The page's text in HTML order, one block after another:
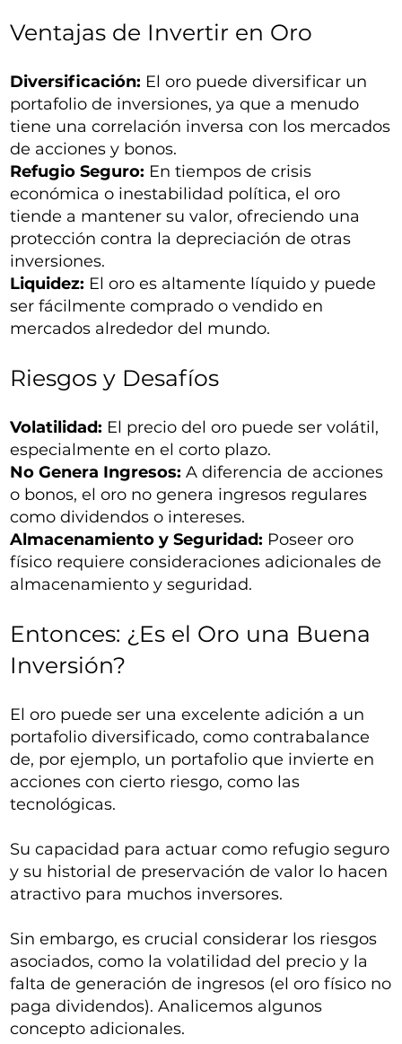
Ventajas de Invertir en Oro
Diversificación: El oro puede diversificar un
portafolio de inversiones, ya que a menudo
tiene una correlación inversa con los mercados
de acciones y bonos.
Refugio Seguro: En tiempos de crisis
económica o inestabilidad política, el oro
tiende a mantener su valor, ofreciendo una
protección contra la depreciación de otras
inversiones.
Liquidez: El oro es altamente líquido y puede
ser fácilmente comprado o vendido en
mercados alrededor del mundo.
Riesgos y Desafíos
Volatilidad: El precio del oro puede ser volátil,
especialmente en el corto plazo.
No Genera Ingresos: A diferencia de acciones
o bonos, el oro no genera ingresos regulares
como dividendos o intereses.
Almacenamiento y Seguridad: Poseer oro
físico requiere consideraciones adicionales de
almacenamiento y seguridad.
Entonces: ¿Es el Oro una Buena
Inversión?
El oro puede ser una excelente adición a un
portafolio diversificado, como contrabalance
de, por ejemplo, un portafolio que invierte en
acciones con cierto riesgo, como las
tecnológicas.
Su capacidad para actuar como refugio seguro
y su historial de preservación de valor lo hacen
atractivo para muchos inversores.
Sin embargo, es crucial considerar los riesgos
asociados, como la volatilidad del precio y la
falta de generación de ingresos (el oro físico no
paga dividendos). Analicemos algunos
concepto adicionales.